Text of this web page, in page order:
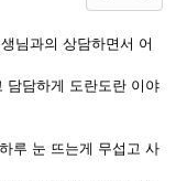
님과의 상담하면서 어
담담하게 도란도란 이야
루 눈 뜨는게 무섭고 사